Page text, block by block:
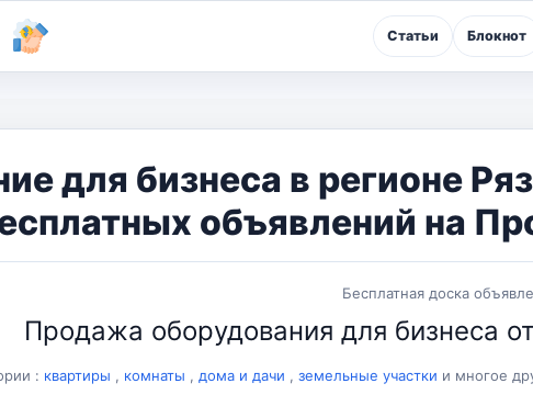
Статьи Блокнот
для бизнеса в регионе
объявлений на
Бесплатная доска
Продажа оборудования для бизнеса
: квартиры , комнаты , дома и дачи , земельные участки и многое